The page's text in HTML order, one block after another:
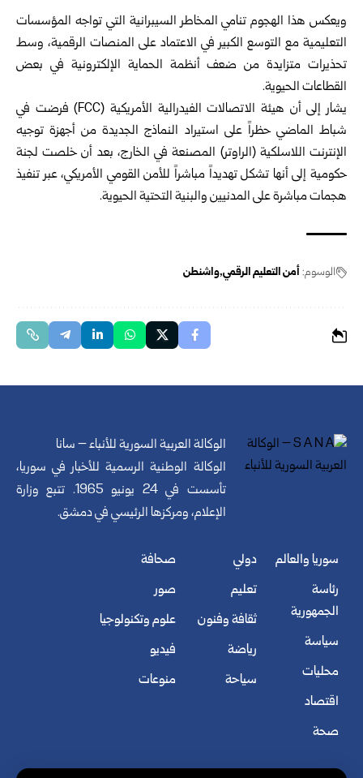
ويعكس هذا الهجوم تنامي المخاطر السيبرانية التي تواجه المؤسسات
التعليمية مع التوسع الكبير في الاعتماد على المنصات الرقمية، وسط
تحذيرات متزايدة من ضعف أنظمة الحماية الإلكترونية في بعض
القطاعات الحيوية.
يشار إلى أن هيئة الاتصالات الفيدرالية الأمريكية (FCC) فرضت في
شباط الماضي حظراً على استيراد النماذج الجديدة من أجهزة توجيه
الإنترنت اللاسلكية (الراوتر) المصنعة في الخارج، بعد أن خلصت لجنة
حكومية إلى أنها تشكل تهديداً مباشراً للأمن القومي الأمريكي، عبر تنفيذ
هجمات مباشرة على المدنيين والبنية التحتية الحيوية.
الوسوم:أمن التعليم الرقمي واشنطن
الوكالة العربية السورية للأنباء – سانا
الوكالة الوطنية الرسمية للأخبار في سوريا،
تأسست في 24 يونيو 1965. تتبع وزارة
الإعلام، ومركزها الرئيسي في دمشق.
سوريا والعالم
رئاسة
الجمهورية
سياسة
محليات
اقتصاد
صحة
دولي
تعليم
ثقافة وفنون
رياضة
سياحة
صحافة
صور
علوم وتكنولوجيا
فيديو
منوعات